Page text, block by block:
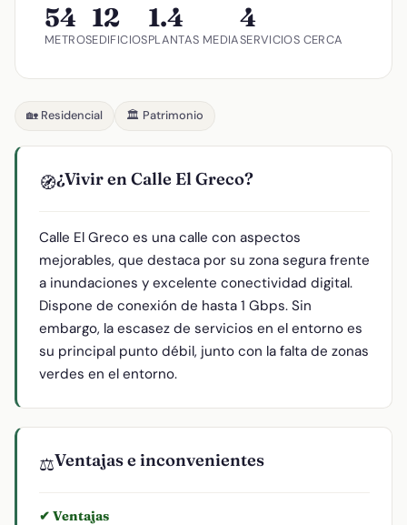
54
METROS
12
EDIFICIOS
1.4
PLANTAS MEDIA
4
SERVICIOS CERCA
🏡 Residencial 🏛️ Patrimonio
🧭¿Vivir en Calle El Greco?
Calle El Greco es una calle con aspectos
mejorables, que destaca por su zona segura frente
a inundaciones y excelente conectividad digital.
Dispone de conexión de hasta 1 Gbps. Sin
embargo, la escasez de servicios en el entorno es
su principal punto débil, junto con la falta de zonas
verdes en el entorno.
⚖️Ventajas e inconvenientes
✔ Ventajas